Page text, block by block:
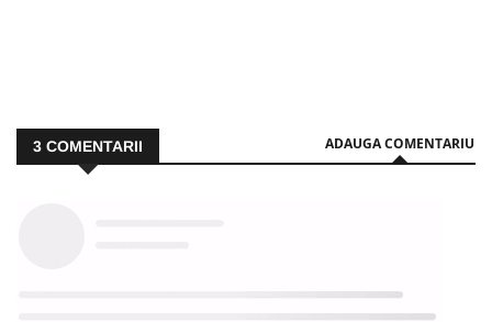
3 COMENTARII ADAUGA COMENTARIU